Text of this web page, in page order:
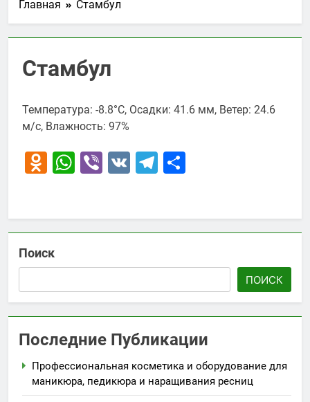
Главная Стамбул
Стамбул
Температура: -8.8°C, Осадки: 41.6 мм, Ветер: 24.6
м/с, Влажность: 97%
Odnoklassniki
WhatsApp
Viber
VK Telegram
Поиск
ПОИСК
Последние Публикации
Профессиональная косметика и оборудование для
маникюра, педикюра и наращивания ресниц